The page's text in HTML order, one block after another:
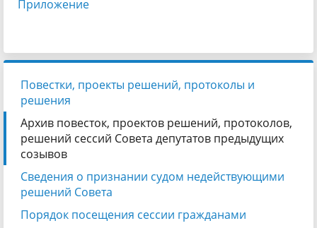
Приложение
Повестки, проекты решений, протоколы и
решения
Архив повесток, проектов решений, протоколов,
решений сессий Совета депутатов предыдущих
созывов
Сведения о признании судом недействующими
решений Совета
Порядок посещения сессии гражданами